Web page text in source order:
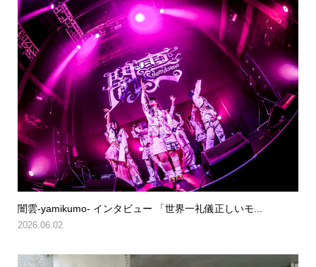
闇雲-yamikumo- インタビュー 「世界一礼儀正しいモ...
2026.06.02